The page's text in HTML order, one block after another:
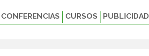
CONFERENCIAS CURSOS PUBLICIDAD